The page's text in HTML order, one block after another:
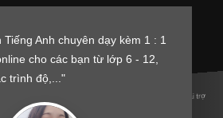
Anh chuyên dạy kèm 1 : 1
cho các bạn từ lớp 6 - 12,
trình độ,..."
Nhà tài trợ